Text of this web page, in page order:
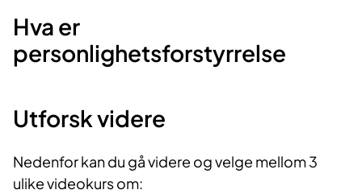
Hva er
personlighetsforstyrrelse
Utforsk videre
Nedenfor kan du gå videre og velge mellom 3
ulike videokurs om: